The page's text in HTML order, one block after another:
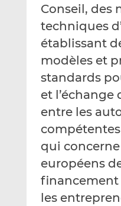
Conseil, des
techniques
établissant
modèles et
standards
et l’échange
entre les
compétentes
qui
européens
les